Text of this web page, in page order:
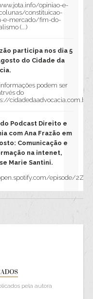
opiniao-e-
constituicao-
e-mercado/fim-do-
(...)
participa nos dia 5
do Cidade da
podem ser
do
cidadedaadvocacia.com.br/
Podcast Direito e
com Ana Frazão em
Comunicação e
na intenet,
Marie Santini.
episode/
pela autora